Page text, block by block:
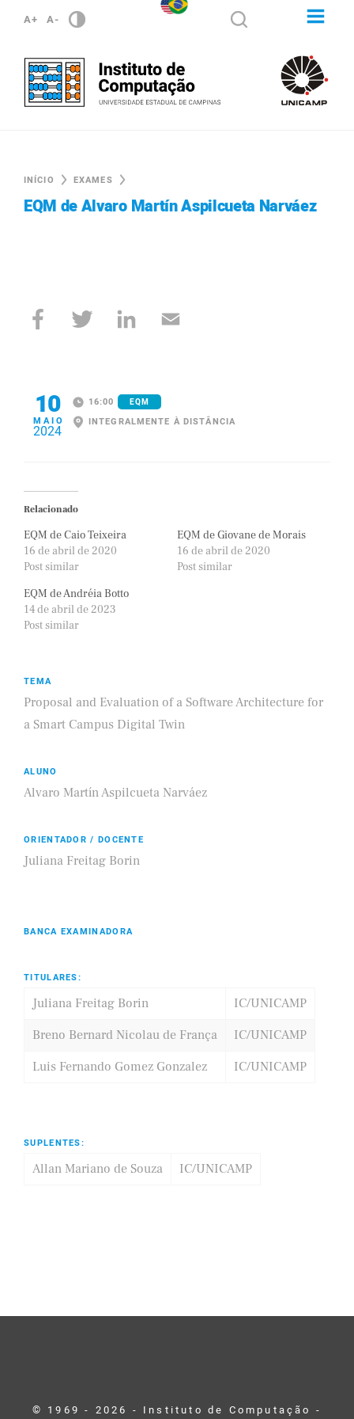
A+ A-
INÍCIO EXAMES
EQM de Alvaro Martín Aspilcueta Narváez
10
MAIO
2024
16:00 EQM
INTEGRALMENTE À DISTÂNCIA
Relacionado
EQM de Caio Teixeira
16 de abril de 2020
Post similar
EQM de Giovane de Morais
16 de abril de 2020
Post similar
EQM de Andréia Botto
14 de abril de 2023
Post similar
TEMA
Proposal and Evaluation of a Software Architecture for
a Smart Campus Digital Twin
ALUNO
Alvaro Martín Aspilcueta Narváez
ORIENTADOR / DOCENTE
Juliana Freitag Borin
BANCA EXAMINADORA
TITULARES:
Juliana Freitag Borin
IC/UNICAMP
Breno Bernard Nicolau de França
IC/UNICAMP
Luis Fernando Gomez Gonzalez
IC/UNICAMP
SUPLENTES:
Allan Mariano de Souza IC/UNICAMP
© 1969 - 2026 - Instituto de Computação -